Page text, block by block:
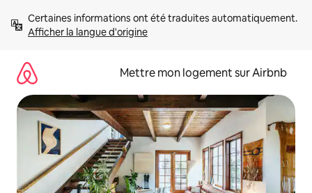
directement
Afficher la langue d'origine
Mettre mon logement sur Airbnb